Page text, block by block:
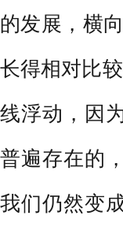
的发展，横
长得相对比
线浮动，因
普遍存在的
我们仍然变